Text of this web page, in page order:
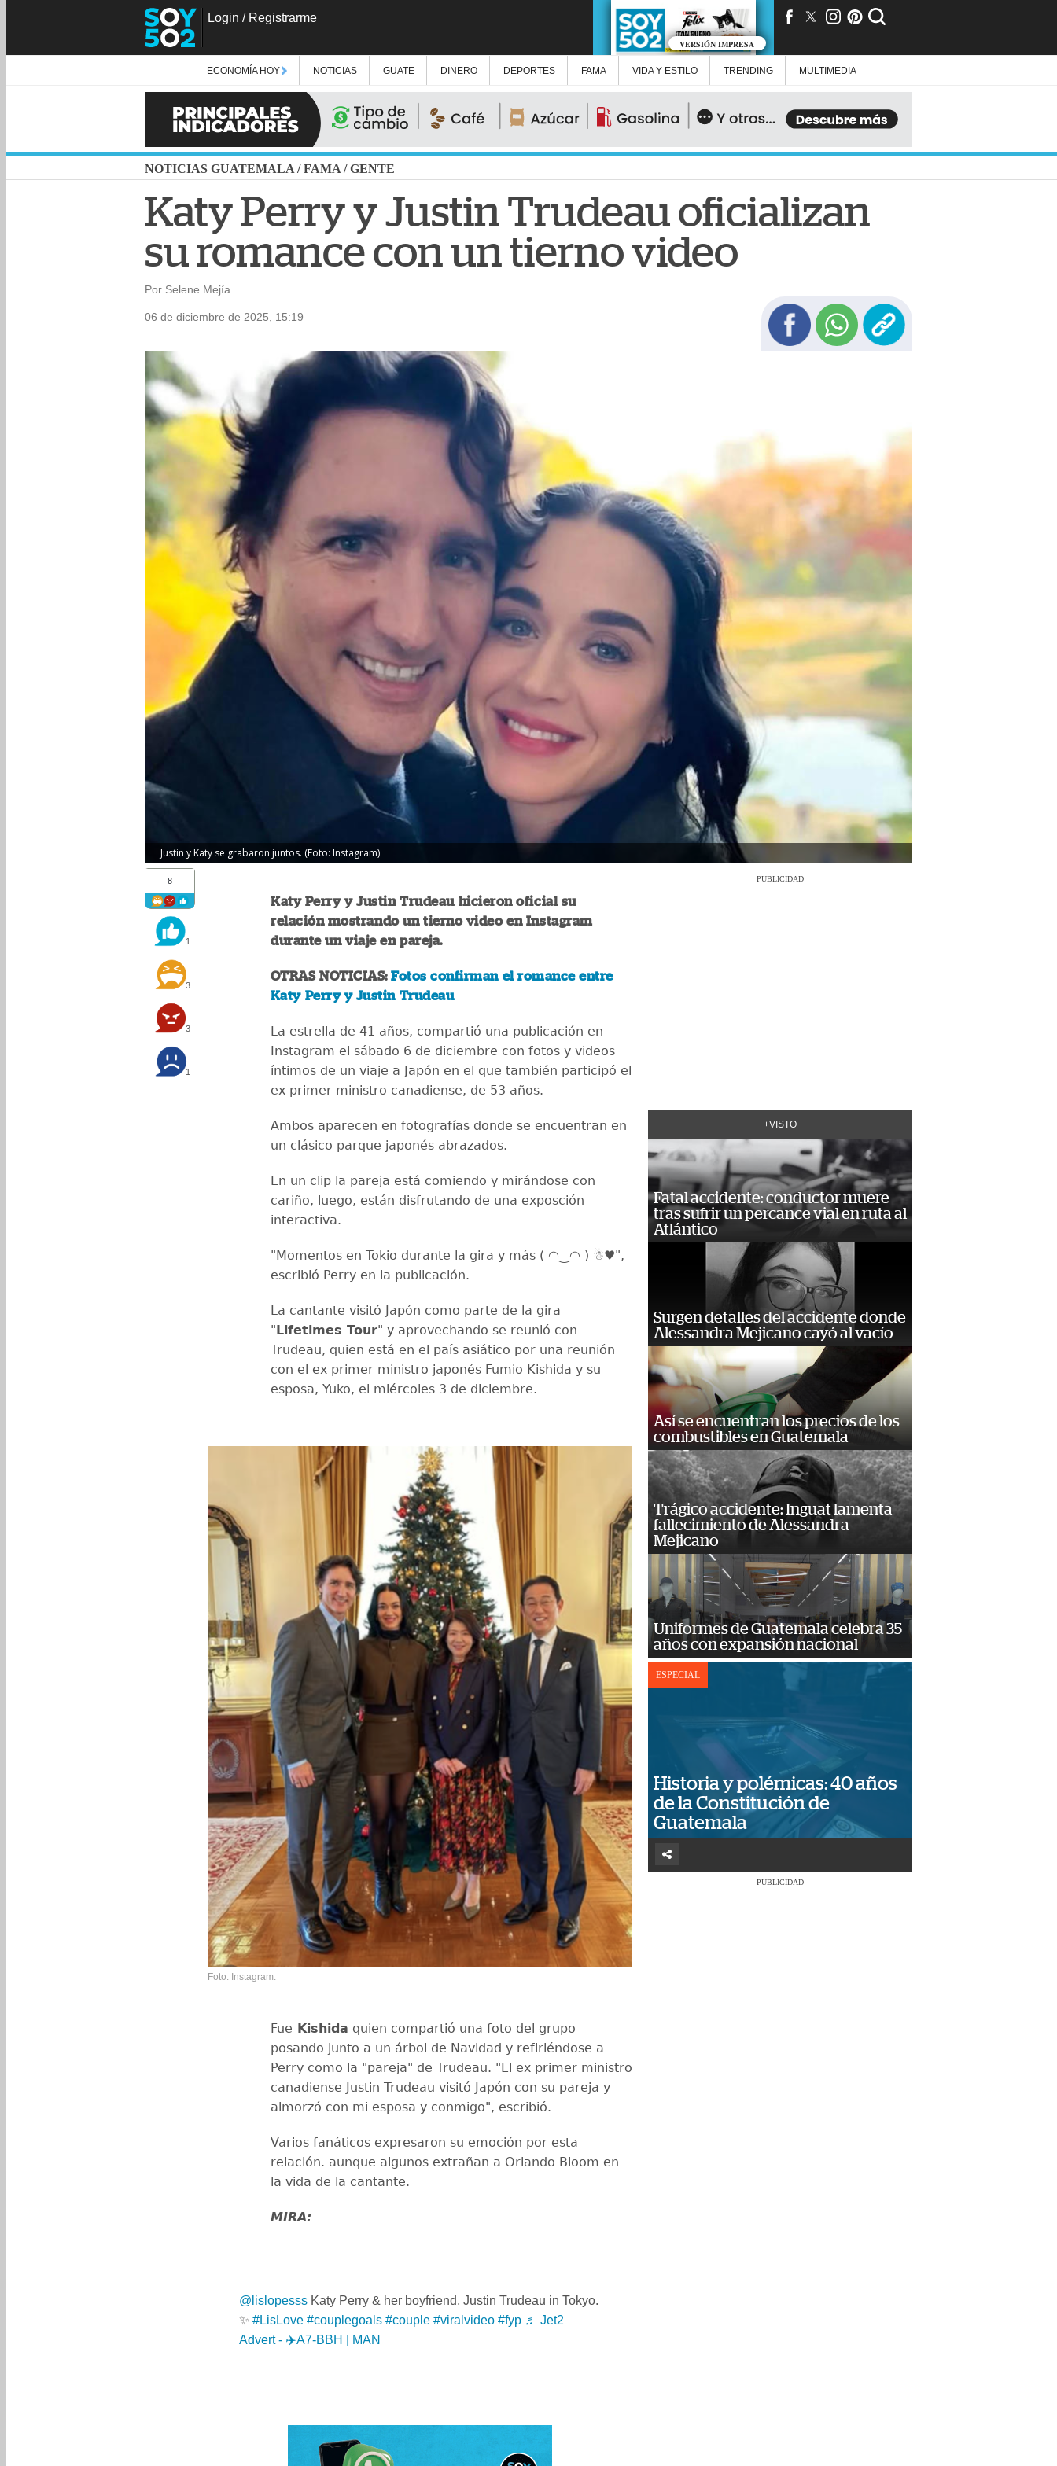
Login / Registrarme
VERSIÓN IMPRESA
ECONOMÍA HOY NOTICIAS GUATE DINERO DEPORTES FAMA VIDA Y ESTILO TRENDING MULTIMEDIA
NOTICIAS GUATEMALA /FAMA /GENTE
Katy Perry y Justin Trudeau oficializan
su romance con un tierno video
Por Selene Mejía
06 de diciembre de 2025, 15:19
Justin y Katy se grabaron juntos. (Foto: Instagram)
8
1
3
3
1
Katy Perry y Justin Trudeau hicieron oficial su
relación mostrando un tierno video en Instagram
durante un viaje en pareja.
OTRAS NOTICIAS:Fotos confirman el romance entre
Katy Perry y Justin Trudeau
La estrella de 41 años, compartió una publicación en
Instagram el sábado 6 de diciembre con fotos y videos
íntimos de un viaje a Japón en el que también participó el
ex primer ministro canadiense, de 53 años.
Ambos aparecen en fotografías donde se encuentran en
un clásico parque japonés abrazados.
En un clip la pareja está comiendo y mirándose con
cariño, luego, están disfrutando de una exposción
interactiva.
"Momentos en Tokio durante la gira y más ( ◠‿◠ ) ☃️♥️",
escribió Perry en la publicación.
La cantante visitó Japón como parte de la gira
"Lifetimes Tour" y aprovechando se reunió con
Trudeau, quien está en el país asiático por una reunión
con el ex primer ministro japonés Fumio Kishida y su
esposa, Yuko, el miércoles 3 de diciembre.
Foto: Instagram.
Fue Kishida quien compartió una foto del grupo
posando junto a un árbol de Navidad y refiriéndose a
Perry como la "pareja" de Trudeau. "El ex primer ministro
canadiense Justin Trudeau visitó Japón con su pareja y
almorzó con mi esposa y conmigo", escribió.
Varios fanáticos expresaron su emoción por esta
relación. aunque algunos extrañan a Orlando Bloom en
la vida de la cantante.
MIRA:
@lislopesss Katy Perry & her boyfriend, Justin Trudeau in Tokyo.
✨ #LisLove #couplegoals #couple #viralvideo #fyp ♬ Jet2
Advert - ✈️A7-BBH | MAN
PUBLICIDAD
+VISTO
Fatal accidente: conductor muere
tras sufrir un percance vial en ruta al
Atlántico
Surgen detalles del accidente donde
Alessandra Mejicano cayó al vacío
Así se encuentran los precios de los
combustibles en Guatemala
Trágico accidente: Inguat lamenta
fallecimiento de Alessandra
Mejicano
Uniformes de Guatemala celebra 35
años con expansión nacional
ESPECIAL
Historia y polémicas: 40 años
de la Constitución de
Guatemala
PUBLICIDAD